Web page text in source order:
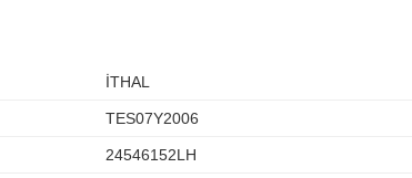
İTHAL
TES07Y2006
24546152LH